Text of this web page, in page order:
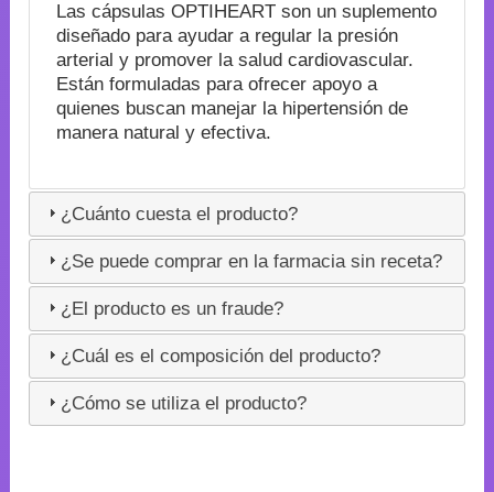
Las cápsulas OPTIHEART son un suplemento
diseñado para ayudar a regular la presión
arterial y promover la salud cardiovascular.
Están formuladas para ofrecer apoyo a
quienes buscan manejar la hipertensión de
manera natural y efectiva.
¿Cuánto cuesta el producto?
¿Se puede comprar en la farmacia sin receta?
¿El producto es un fraude?
¿Cuál es el composición del producto?
¿Cómo se utiliza el producto?